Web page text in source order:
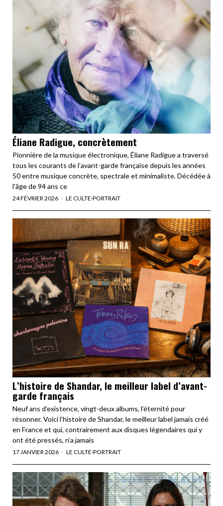
Éliane Radigue, concrètement
Pionnière de la musique électronique, Éliane Radigue a traversé
tous les courants de l’avant-garde française depuis les années
50 entre musique concrète, spectrale et minimaliste. Décédée à
l'âge de 94 ans ce
24 FÉVRIER 2026 LE CULTE·PORTRAIT
L’histoire de Shandar, le meilleur label d’avant-
garde français
Neuf ans d’existence, vingt-deux albums, l’éternité pour
résonner. Voici l’histoire de Shandar, le meilleur label jamais créé
en France et qui, contrairement aux disques légendaires qui y
ont été pressés, n’a jamais
17 JANVIER 2026 LE CULTE·PORTRAIT